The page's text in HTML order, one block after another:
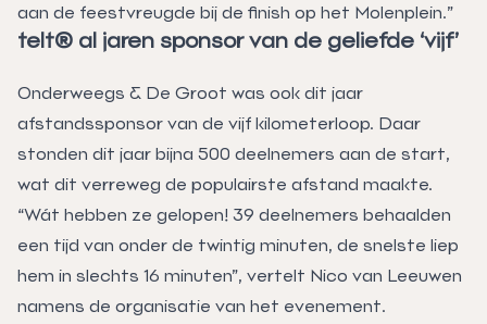
aan de feestvreugde bij de finish op het Molenplein.”
telt® al jaren sponsor van de geliefde ‘vijf’
Onderweegs & De Groot was ook dit jaar
afstandssponsor van de vijf kilometerloop. Daar
stonden dit jaar bijna 500 deelnemers aan de start,
wat dit verreweg de populairste afstand maakte.
“Wát hebben ze gelopen! 39 deelnemers behaalden
een tijd van onder de twintig minuten, de snelste liep
hem in slechts 16 minuten”, vertelt Nico van Leeuwen
namens de organisatie van het evenement.